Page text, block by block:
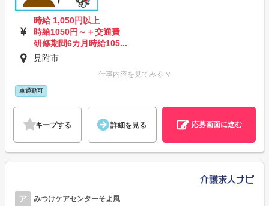
時給 1,050円以上
時給1050円～＋交通費
研修期間6カ月時給105...
見附市
仕事内容を見てみる ∨
車通勤可
キープする 詳細を見る 応募画面に進む
ア みつけケアセンターそよ風